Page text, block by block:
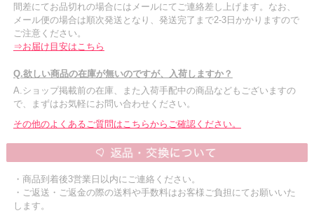
間差にてお品切れの場合にはメールにてご連絡差し上げます。なお、
メール便の場合は順次発送となり、発送完了まで2-3日かかりますので
ご注意ください。
⇒お届け目安はこちら
Q.欲しい商品の在庫が無いのですが、入荷しますか？
A.ショップ掲載前の在庫、また入荷手配中の商品などもございますの
で、まずはお気軽にお問い合わせください。
その他のよくあるご質問はこちらからご確認ください。
・商品到着後3営業日以内にご連絡ください。
・ご返送・ご返金の際の送料や手数料はお客様ご負担にてお願いいた
します。